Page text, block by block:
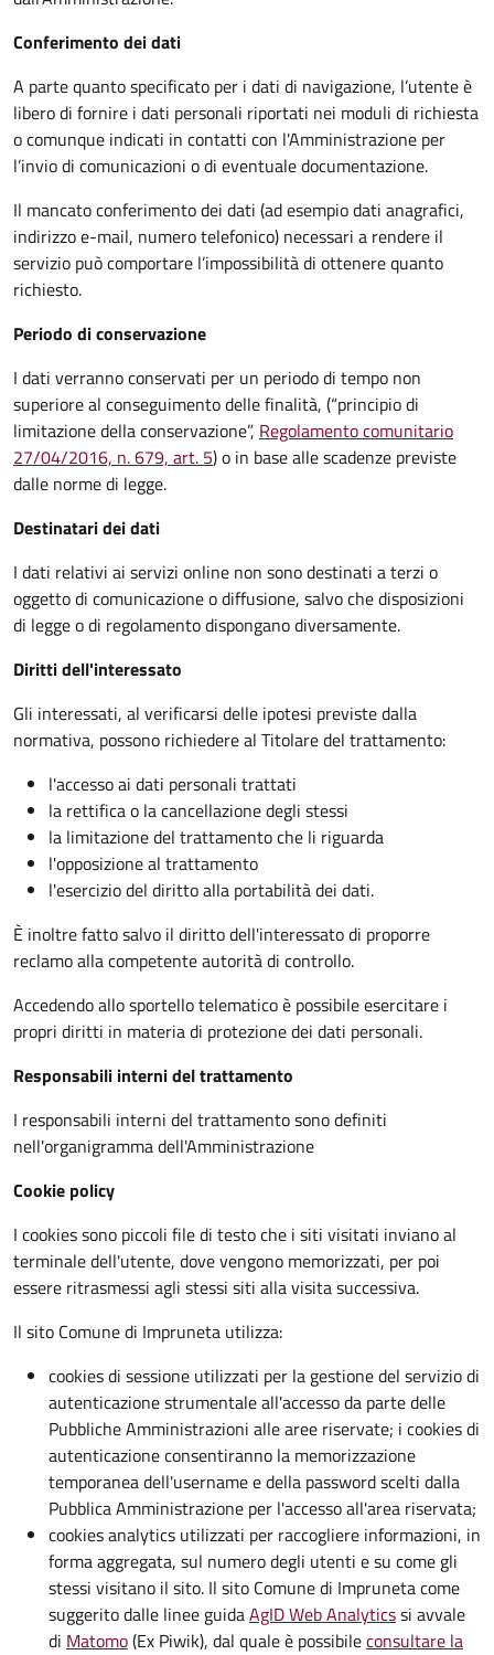
Conferimento dei dati
A parte quanto specificato per i dati di navigazione, l’utente è
libero di fornire i dati personali riportati nei moduli di richiesta
o comunque indicati in contatti con l'Amministrazione per
l’invio di comunicazioni o di eventuale documentazione.
Il mancato conferimento dei dati (ad esempio dati anagrafici,
indirizzo e-mail, numero telefonico) necessari a rendere il
servizio può comportare l’impossibilità di ottenere quanto
richiesto.
Periodo di conservazione
I dati verranno conservati per un periodo di tempo non
superiore al conseguimento delle finalità, (“principio di
limitazione della conservazione”, Regolamento comunitario
27/04/2016, n. 679, art. 5) o in base alle scadenze previste
dalle norme di legge.
Destinatari dei dati
I dati relativi ai servizi online non sono destinati a terzi o
oggetto di comunicazione o diffusione, salvo che disposizioni
di legge o di regolamento dispongano diversamente.
Diritti dell'interessato
Gli interessati, al verificarsi delle ipotesi previste dalla
normativa, possono richiedere al Titolare del trattamento:
l'accesso ai dati personali trattati
la rettifica o la cancellazione degli stessi
la limitazione del trattamento che li riguarda
l'opposizione al trattamento
l'esercizio del diritto alla portabilità dei dati.
È inoltre fatto salvo il diritto dell'interessato di proporre
reclamo alla competente autorità di controllo.
Accedendo allo sportello telematico è possibile esercitare i
propri diritti in materia di protezione dei dati personali.
Responsabili interni del trattamento
I responsabili interni del trattamento sono definiti
nell'organigramma dell'Amministrazione
Cookie policy
I cookies sono piccoli file di testo che i siti visitati inviano al
terminale dell'utente, dove vengono memorizzati, per poi
essere ritrasmessi agli stessi siti alla visita successiva.
Il sito Comune di Impruneta utilizza:
cookies di sessione utilizzati per la gestione del servizio di
autenticazione strumentale all'accesso da parte delle
Pubbliche Amministrazioni alle aree riservate; i cookies di
autenticazione consentiranno la memorizzazione
temporanea dell'username e della password scelti dalla
Pubblica Amministrazione per l'accesso all'area riservata;
cookies analytics utilizzati per raccogliere informazioni, in
forma aggregata, sul numero degli utenti e su come gli
stessi visitano il sito. Il sito Comune di Impruneta come
suggerito dalle linee guidaAgID Web Analyticssi avvale
di Matomo(Ex Piwik), dal quale è possibileconsultare la